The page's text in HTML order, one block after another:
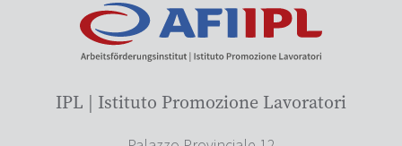
IPL | Istituto Promozione Lavoratori